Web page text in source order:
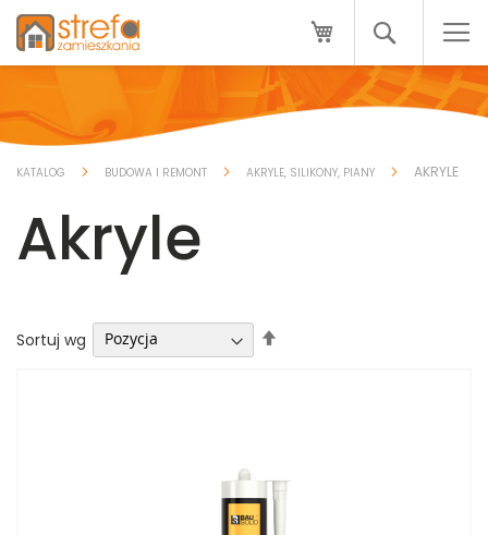
Przejdź
do
treści
Mój koszyk
Search
KATALOG BUDOWA I REMONT AKRYLE, SILIKONY, PIANY AKRYLE
Akryle
Sortuj wg